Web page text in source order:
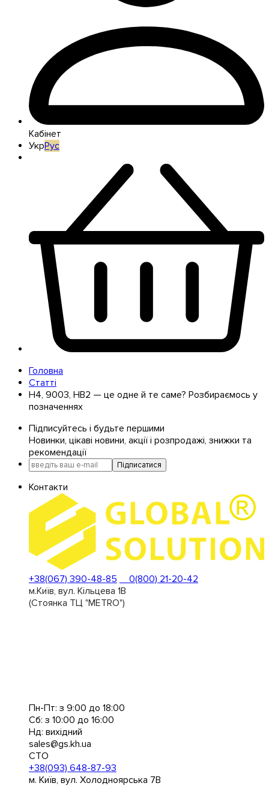
Кабінет
УкрРус
Головна
Статті
H4, 9003, HB2 — це одне й те саме? Розбираємось у
позначеннях
Підписуйтесь і будьте першими
Новинки, цікаві новини, акції і розпродажі, знижки та
рекомендації
Підписатися
Контакти
+38(067) 390-48-85
0(800) 21-20-42
м.Київ, вул. Кільцева 1В
(Стоянка ТЦ "METRO")
Пн-Пт: з 9:00 до 18:00
Сб: з 10:00 до 16:00
Нд: вихідний
sales@gs.kh.ua
СТО
+38(093) 648-87-93
м. Київ, вул. Холодноярська 7В